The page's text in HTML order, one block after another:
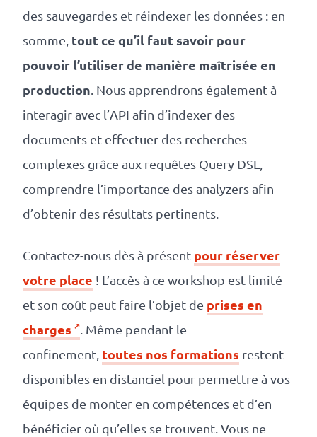
des sauvegardes et réindexer les données : en
somme, tout ce qu’il faut savoir pour
pouvoir l’utiliser de manière maîtrisée en
production . Nous apprendrons également à
interagir avec l’API afin d’indexer des
documents et effectuer des recherches
complexes grâce aux requêtes Query DSL,
comprendre l’importance des analyzers afin
d’obtenir des résultats pertinents.
Contactez-nous dès à présent pour réserver
votre place ! L’accès à ce workshop est limité
et son coût peut faire l’objet de prises en
charges
. Même pendant le
confinement, toutes nos formations restent
disponibles en distanciel pour permettre à vos
équipes de monter en compétences et d’en
bénéficier où qu’elles se trouvent. Vous ne